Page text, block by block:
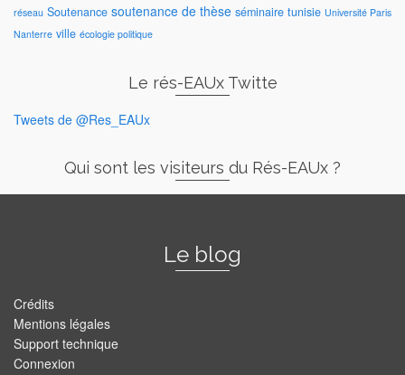
réseau Soutenance soutenance de thèse séminaire tunisie Université Paris
Nanterre ville écologie politique
Le rés-EAUx Twitte
Tweets de @Res_EAUx
Qui sont les visiteurs du Rés-EAUx ?
Le blog
Crédits
Mentions légales
Support technique
Connexion